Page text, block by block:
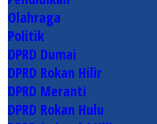
Olahraga
Politik
DPRD Dumai
DPRD Rokan Hilir
DPRD Meranti
DPRD Rokan Hulu